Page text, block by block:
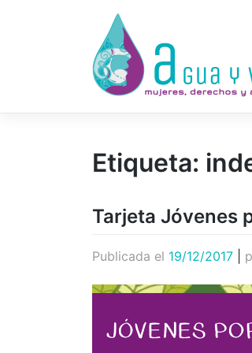
Etiqueta:
Tarjeta Jóvenes
Publicada el 19/12/2017